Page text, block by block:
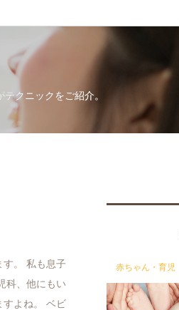
クニックをご紹介。
。 私も息子
科、他にもい
すよね。 ベビ
赤ちゃん・育児